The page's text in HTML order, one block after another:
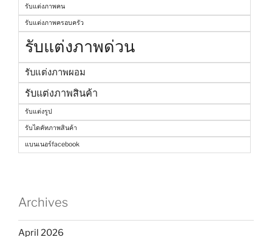
รับแต่งภาพคน
รับแต่งภาพครอบครัว
รับแต่งภาพด่วน
รับแต่งภาพผอม
รับแต่งภาพสินค้า
รับแต่งรูป
รับไดคัทภาพสินค้า
แบนเนอร์facebook
Archives
April 2026